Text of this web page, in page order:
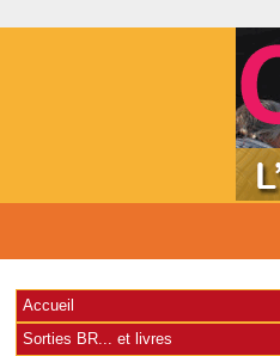
Accueil
Sorties BR... et livres